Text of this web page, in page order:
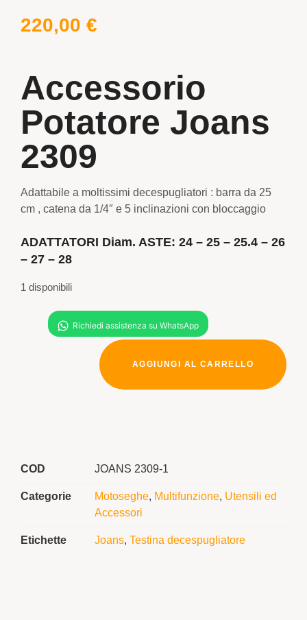
220,00 €
Accessorio
Potatore Joans
2309
Adattabile a moltissimi decespugliatori : barra da 25
cm , catena da 1/4″ e 5 inclinazioni con bloccaggio
ADATTATORI Diam. ASTE: 24 – 25 – 25.4 – 26
– 27 – 28
1 disponibili
AGGIUNGI AL CARRELLO
COD JOANS 2309-1
Categorie Motoseghe, Multifunzione, Utensili ed
Accessori
Etichette Joans, Testina decespugliatore